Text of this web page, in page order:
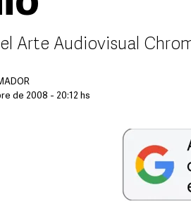
Arte Audiovisual
de 2008 - 20:12 hs